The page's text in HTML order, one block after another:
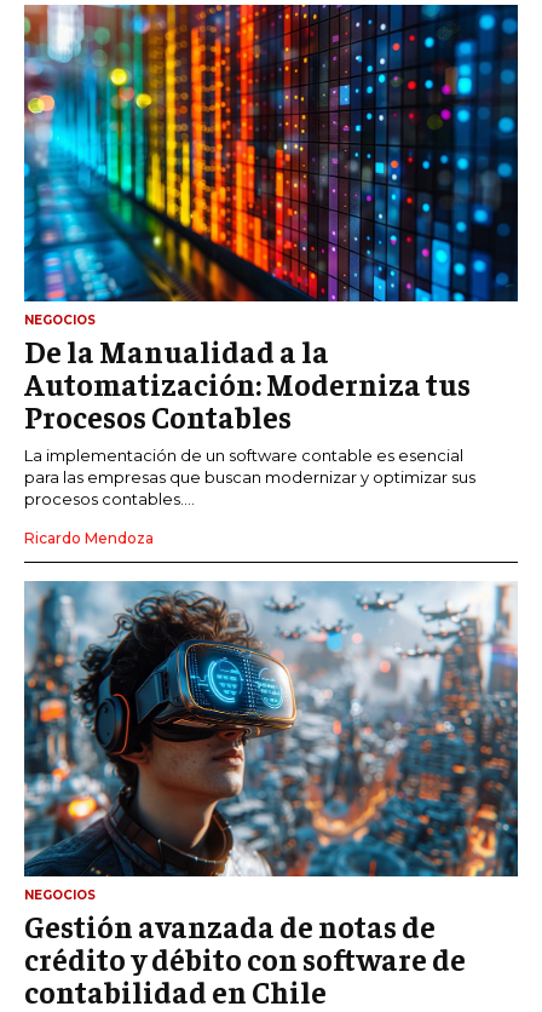
NEGOCIOS
De la Manualidad a la
Automatización: Moderniza tus
Procesos Contables
La implementación de un software contable es esencial
para las empresas que buscan modernizar y optimizar sus
procesos contables....
Ricardo Mendoza
NEGOCIOS
Gestión avanzada de notas de
crédito y débito con software de
contabilidad en Chile